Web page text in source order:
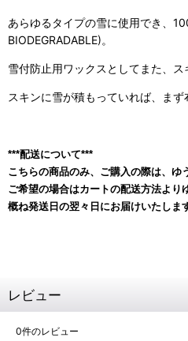
あらゆるタイプの雪に使用でき、
BIODEGRADABLE)。
雪付防止用ワックスとしてまた、ス
スキンに雪が積もっていれば、ま
***配送について***
こちらの商品のみ、ご購入の際は、ゆ
ご希望の場合はカートの配送方法より
概ね発送日の翌々日にお届けいたしま
レビュー
0件のレビュー